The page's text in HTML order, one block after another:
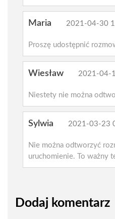
Maria 2021-04-30
Proszę udostępnić
Wiesław 2021-04-
Niestety nie można
Sylwia 2021-03-23
Nie można odtworzyć
uruchomienie. To ważny
Dodaj komentarz